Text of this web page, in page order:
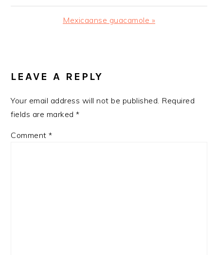
Post:
Next
Mexicaanse guacamole »
INTERACTIONS
LEAVE A REPLY
Your email address will not be published. Required
fields are marked*
Comment*